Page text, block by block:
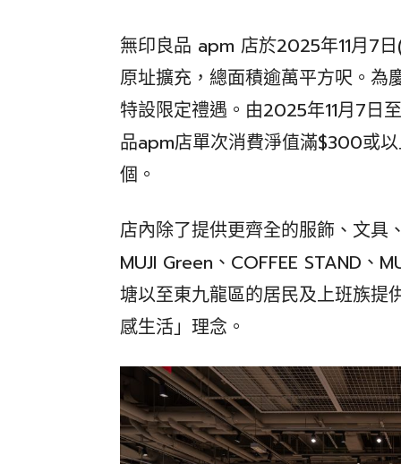
無印良品 apm 店於2025年11月7
原址擴充，總面積逾萬平方呎。
特設限定禮遇。由2025年11月7日
品apm店單次消費淨值滿$300或
個。
店內除了提供更齊全的服飾、文具
MUJI Green、COFFEE STAND、
塘以至東九龍區的居民及上班族提
感生活」理念。